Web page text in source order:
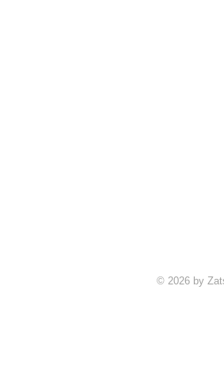
© 2026 by